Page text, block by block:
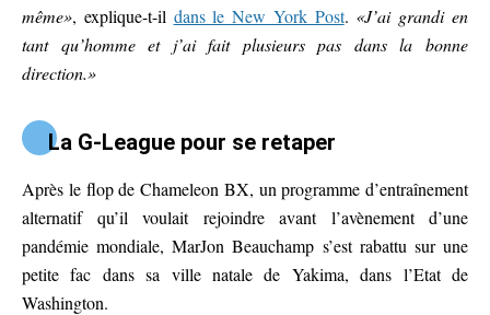
même», explique-t-il dans le New York Post. «J’ai grandi en
tant qu’homme et j’ai fait plusieurs pas dans la bonne
direction.»
La G-League pour se retaper
Après le flop de Chameleon BX, un programme d’entraînement
alternatif qu’il voulait rejoindre avant l’avènement d’une
pandémie mondiale, MarJon Beauchamp s’est rabattu sur une
petite fac dans sa ville natale de Yakima, dans l’Etat de
Washington.